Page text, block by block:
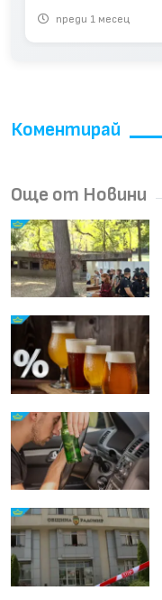
преди 1 месец
Коментирай
Още от Новини